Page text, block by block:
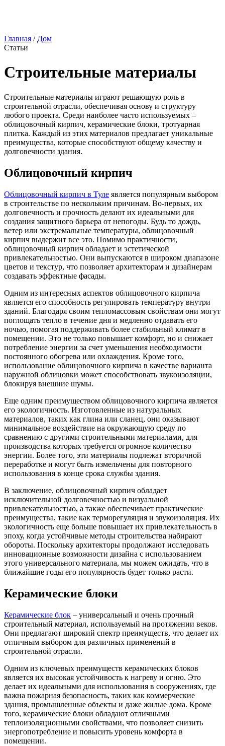
Главная / Дом
Статьи
Строительные материалы
Строительные материалы играют решающую роль в
строительной отрасли, обеспечивая основу и структуру
любого проекта. Среди наиболее часто используемых –
облицовочный кирпич, керамические блоки, тротуарная
плитка. Каждый из этих материалов предлагает уникальные
преимущества, которые способствуют общему качеству и
долговечности здания.
Облицовочный кирпич
Облицовочный кирпич в Туле является популярным выбором
в строительстве по нескольким причинам. Во-первых, их
долговечность и прочность делают их идеальными для
создания защитного барьера от непогоды. Будь то дождь,
ветер или экстремальные температуры, облицовочный
кирпич выдержит все это. Помимо практичности,
облицовочный кирпич обладает и эстетической
привлекательностью. Они выпускаются в широком диапазоне
цветов и текстур, что позволяет архитекторам и дизайнерам
создавать эффектные фасады.
Одним из интересных аспектов облицовочного кирпича
является его способность регулировать температуру внутри
зданий. Благодаря своим тепломассовым свойствам они могут
поглощать тепло в течение дня и медленно отдавать его
ночью, помогая поддерживать более стабильный климат в
помещении. Это не только повышает комфорт, но и снижает
потребление энергии за счет уменьшения необходимости
постоянного обогрева или охлаждения. Кроме того,
использование облицовочного кирпича в качестве варианта
наружной облицовки может способствовать звукоизоляции,
блокируя внешние шумы.
Еще одним преимуществом облицовочного кирпича является
его экологичность. Изготовленные из натуральных
материалов, таких как глина или сланец, они оказывают
минимальное воздействие на окружающую среду по
сравнению с другими строительными материалами, для
производства которых требуется огромное количество
энергии. Более того, эти материалы подлежат вторичной
переработке и могут быть измельчены для повторного
использования в конце срока службы здания.
В заключение, облицовочный кирпич обладает
исключительной долговечностью и визуальной
привлекательностью, а также обеспечивает практические
преимущества, такие как терморегуляция и звукоизоляция. Их
экологичность еще больше повышает их привлекательность в
эпоху, когда устойчивые методы строительства набирают
обороты. Поскольку архитекторы продолжают исследовать
инновационные возможности дизайна с использованием
этого универсального материала, мы можем ожидать, что в
ближайшие годы его популярность будет только расти.
Керамические блоки
Керамические блок – универсальный и очень прочный
строительный материал, используемый на протяжении веков.
Они предлагают широкий спектр преимуществ, что делает их
отличным выбором для различных применений в
строительной отрасли.
Одним из ключевых преимуществ керамических блоков
является их высокая устойчивость к нагреву и огню. Это
делает их идеальными для использования в сооружениях, где
важна пожарная безопасность, таких как коммерческие
здания, промышленные объекты и даже жилые дома. Кроме
того, керамические блоки обладают отличными
теплоизоляционными свойствами, что позволяет снизить
энергопотребление и повысить уровень комфорта в
помещении.